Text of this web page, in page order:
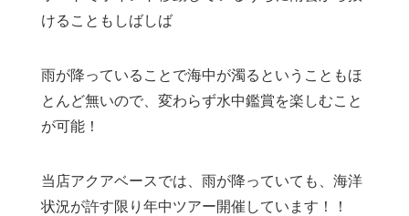
けることもしばしば
雨が降っていることで海中が濁るということもほ
とんど無いので、変わらず水中鑑賞を楽しむこと
が可能！
当店アクアベースでは、雨が降っていても、海洋
状況が許す限り年中ツアー開催しています！！